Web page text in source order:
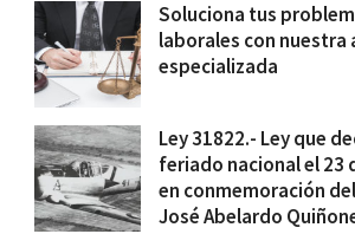
Soluciona tus
laborales con nuestra
especializada
Ley 31822.- Ley que
feriado nacional el 23
en conmemoración
José Abelardo